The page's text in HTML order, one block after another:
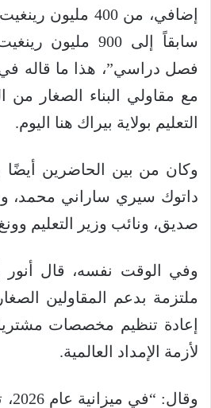
إضافي، من 400
فصل دراسي”، هذا ما قاله
مع مقاولي البناء الصغار من
التعليم بولاية بيراك هنا اليوم.
وكان من بين الحاضرين أيضًا
داتوك سيري ساراني محمد،
صديق، ونائب وزير التعليم
وفي الوقت نفسه، قال أنور
ملتزمة بدعم المقاولين
إعادة تنظيم مخصصات
لأزمة الإمداد العالمية.